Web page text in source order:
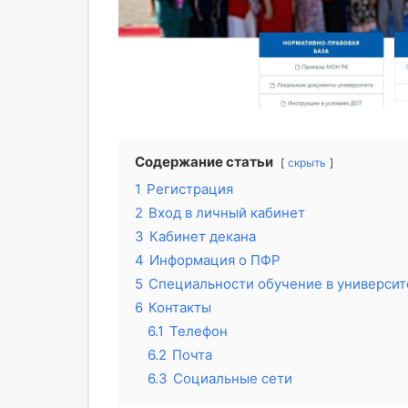
Содержание статьи скрыть
1 Регистрация
2 Вход в личный кабинет
3 Кабинет декана
4 Информация о ПФР
5 Специальности обучение в
6 Контакты
6.1 Телефон
6.2 Почта
6.3 Социальные сети